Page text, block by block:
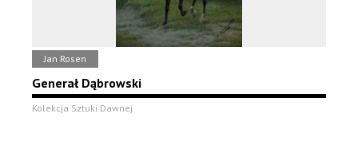
Jan Rosen
Generał Dąbrowski
Kolekcja Sztuki Dawnej